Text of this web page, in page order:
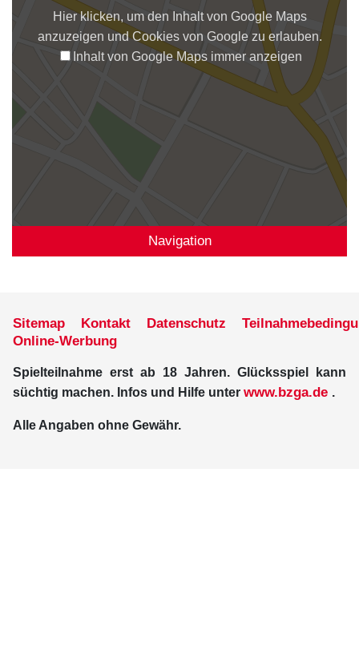
Hier klicken, um den Inhalt von Google Maps
anzuzeigen und Cookies von Google zu erlauben.
Inhalt von Google Maps immer anzeigen
Navigation
Sitemap Kontakt Datenschutz
Online-Werbung
Spielteilnahme erst ab 18 Jahren. Glücksspiel kann
süchtig machen. Infos und Hilfe unter www.bzga.de .
Alle Angaben ohne Gewähr.